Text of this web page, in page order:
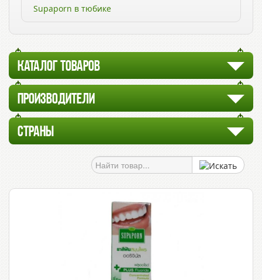
Supaporn в тюбике
КАТАЛОГ ТОВАРОВ
ПРОИЗВОДИТЕЛИ
СТРАНЫ